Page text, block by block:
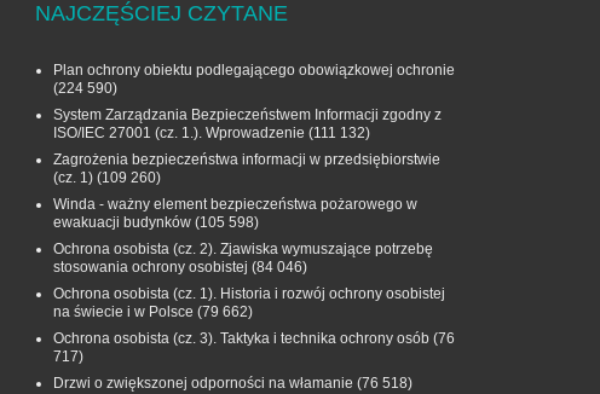
NAJCZĘŚCIEJ CZYTANE
Plan ochrony obiektu podlegającego obowiązkowej ochronie
(224 590)
System Zarządzania Bezpieczeństwem Informacji zgodny z
ISO/IEC 27001 (cz. 1.). Wprowadzenie (111 132)
Zagrożenia bezpieczeństwa informacji w przedsiębiorstwie
(cz. 1) (109 260)
Winda - ważny element bezpieczeństwa pożarowego w
ewakuacji budynków (105 598)
Ochrona osobista (cz. 2). Zjawiska wymuszające potrzebę
stosowania ochrony osobistej (84 046)
Ochrona osobista (cz. 1). Historia i rozwój ochrony osobistej
na świecie i w Polsce (79 662)
Ochrona osobista (cz. 3). Taktyka i technika ochrony osób (76
717)
Drzwi o zwiększonej odporności na włamanie (76 518)